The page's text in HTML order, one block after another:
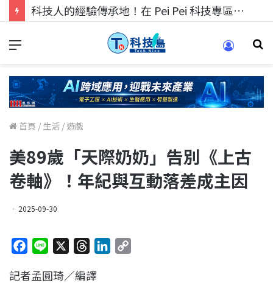
科技人的經驗傳承地！在 Pei Pei 科技專區，與學弟妹交流最硬核的技術
首頁 / 生活 / 遊戲
美89歲「天際奶奶」告別《上古
卷軸》！年紀與互動落差成主因
2025-09-30
c
n
r
記者孟圓琦／編譯